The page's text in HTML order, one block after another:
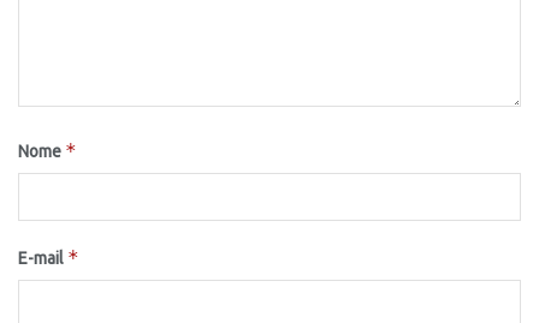
Nome *
E-mail *